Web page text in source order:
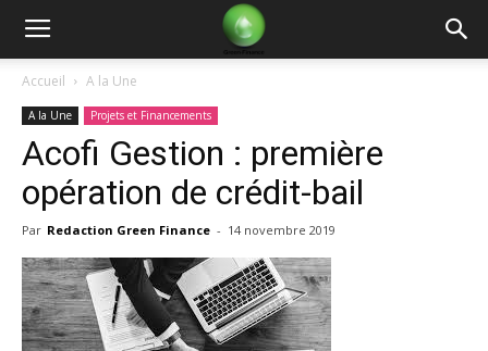
Green
Finance
Accueil A la Une
A la Une Projets et Financements
Acofi Gestion : première
opération de crédit-bail
Par Redaction Green Finance - 14 novembre 2019